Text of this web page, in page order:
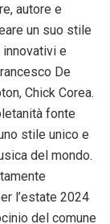
autore e
un suo stile
e
De
Chick Corea.
fonte
stile unico e
del mondo.
l’estate 2024
del comune